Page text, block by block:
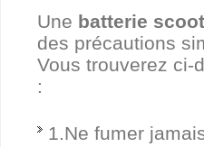
Une batterie
des précautions
Vous trouverez ci-
:
1.Ne fumer